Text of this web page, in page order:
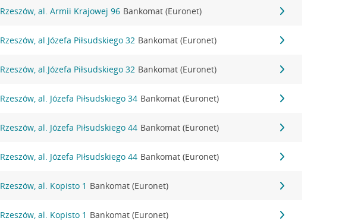
Rzeszów, al. Armii Krajowej 96 Bankomat (Euronet)
Rzeszów, al.Józefa Piłsudskiego 32 Bankomat (Euronet)
Rzeszów, al.Józefa Piłsudskiego 32 Bankomat (Euronet)
Rzeszów, al. Józefa Piłsudskiego 34 Bankomat (Euronet)
Rzeszów, al. Józefa Piłsudskiego 44 Bankomat (Euronet)
Rzeszów, al. Józefa Piłsudskiego 44 Bankomat (Euronet)
Rzeszów, al. Kopisto 1 Bankomat (Euronet)
Rzeszów, al. Kopisto 1 Bankomat (Euronet)